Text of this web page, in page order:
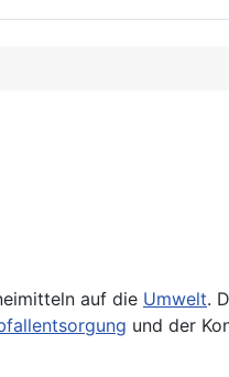
auf die Umwelt.
und der